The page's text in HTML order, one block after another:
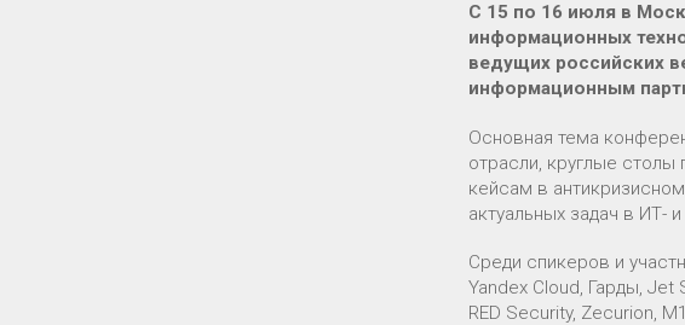
С 15 по 16 июля в
информационных
ведущих российских
информационным
Основная тема
отрасли, круглые столы
кейсам в
актуальных задач в ИТ-
Среди спикеров и
Yandex Cloud, Гарды, Jet
RED Security, Zecurion,